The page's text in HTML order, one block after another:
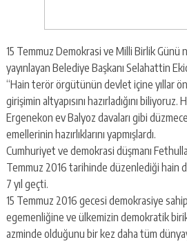
15 Temmuz Demokrasi ve Milli Birlik Günü
yayınlayan Belediye Başkanı Selahattin
“Hain terör örgütünün devlet içine yıllar
girişimin altyapısını hazırladığını biliyoruz.
Ergenekon ev Balyoz davaları gibi
emellerinin hazırlıklarını yapmışlardı.
Cumhuriyet ve demokrasi düşmanı
Temmuz 2016 tarihinde düzenlediği hain
7 yıl geçti.
15 Temmuz 2016 gecesi demokrasiye sahip
egemenliğine ve ülkemizin demokratik
azminde olduğunu bir kez daha tüm